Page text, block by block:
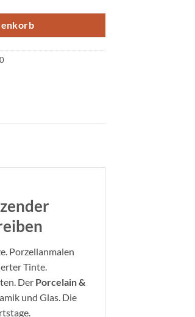
Porzellanmalen
Tinte.
Der Porcelain &
und Glas. Die